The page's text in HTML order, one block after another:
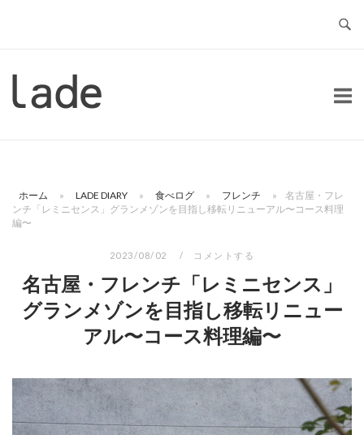
ー
ホーム » LADE DIARY » 食べログ » フレンチ »
名古屋・フレ
ンチ「レミニセンス」グランメゾンを目指し移転リニューアル〜コース料理
編〜
2023/08/02 コメントする
名古屋・フレンチ「レミニセンス」
グランメゾンを目指し移転リニュー
アル〜コース料理編〜